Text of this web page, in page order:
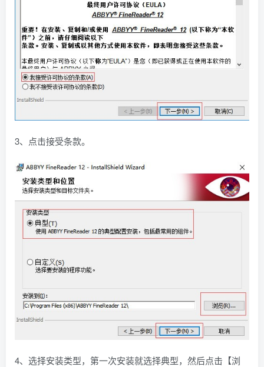
3、点击接受条款。
4、选择安装类型，第一次安装就选择典型，然后点击【浏